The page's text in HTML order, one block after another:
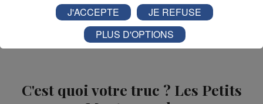
Partager sur Twitter
C'est quoi votre truc ? Les Petits
J'ACCEPTE
JE REFUSE
PLUS D'OPTIONS